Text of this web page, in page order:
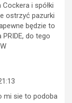
i spółki
ostrzyć pazurki
będzie to
do tego
mi sie to podoba